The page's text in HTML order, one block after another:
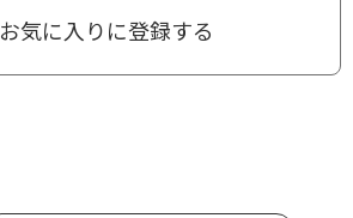
お気に入りに登録する